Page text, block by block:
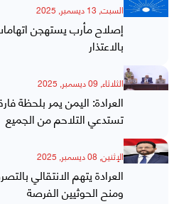
السبت, 13 ديسمبر, 2025
إصلاح مأرب يستهجن
بالاعتذار
الثلاثاء, 09 ديسمبر, 2025
العرادة: اليمن يمر بلحظة
تستدعي التلاحم من الجميع
الإثنين, 08 ديسمبر, 2025
العرادة يتهم الانتقالي
ومنح الحوثيين الفرصة